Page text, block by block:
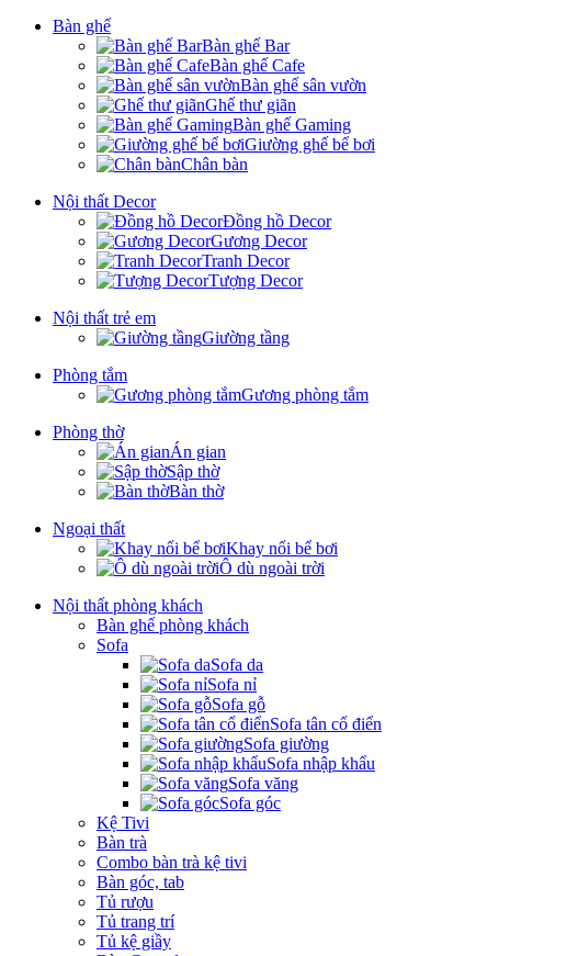
Bàn ghế
Bàn ghế Bar
Bàn ghế Cafe
Bàn ghế sân vườn
Ghế thư giãn
Bàn ghế Gaming
Giường ghế bể bơi
Chân bàn
Nội thất Decor
Đồng hồ Decor
Gương Decor
Tranh Decor
Tượng Decor
Nội thất trẻ em
Giường tầng
Phòng tắm
Gương phòng tắm
Phòng thờ
Án gian
Sập thờ
Bàn thờ
Ngoại thất
Khay nổi bể bơi
Ô dù ngoài trời
Nội thất phòng khách
Bàn ghế phòng khách
Sofa
Sofa da
Sofa nỉ
Sofa gỗ
Sofa tân cổ điển
Sofa giường
Sofa nhập khẩu
Sofa văng
Sofa góc
Kệ Tivi
Bàn trà
Combo bàn trà kệ tivi
Bàn góc, tab
Tủ rượu
Tủ trang trí
Tủ kệ giầy